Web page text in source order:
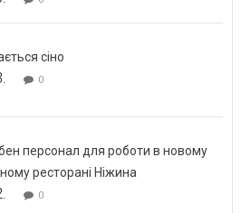
сіно
0
персонал для роботи в новому
ресторані Ніжина
0